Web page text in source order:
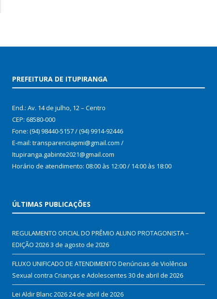
PREFEITURA DE ITUPIRANGA
End.: Av. 14 de julho, 12 – Centro
CEP: 68580-000
Fone: (94) 98440-5157 / (94) 9914-92446
E-mail: transparenciapmi@gmail.com /
Itupiranga.gabinte2021@gmail.com
Horário de atendimento: 08:00 às 12:00 / 14:00 às 18:00
ÚLTIMAS PUBLICAÇÕES
REGULAMENTO OFICIAL DO PRÊMIO ALUNO PROTAGONISTA –
EDIÇÃO 20263 de agosto de 2026
FLUXO UNIFICADO DE ATENDIMENTO Denúncias de Violência
Sexual contra Crianças e Adolescentes 30 de abril de 2026
Lei Aldir Blanc 202624 de abril de 2026